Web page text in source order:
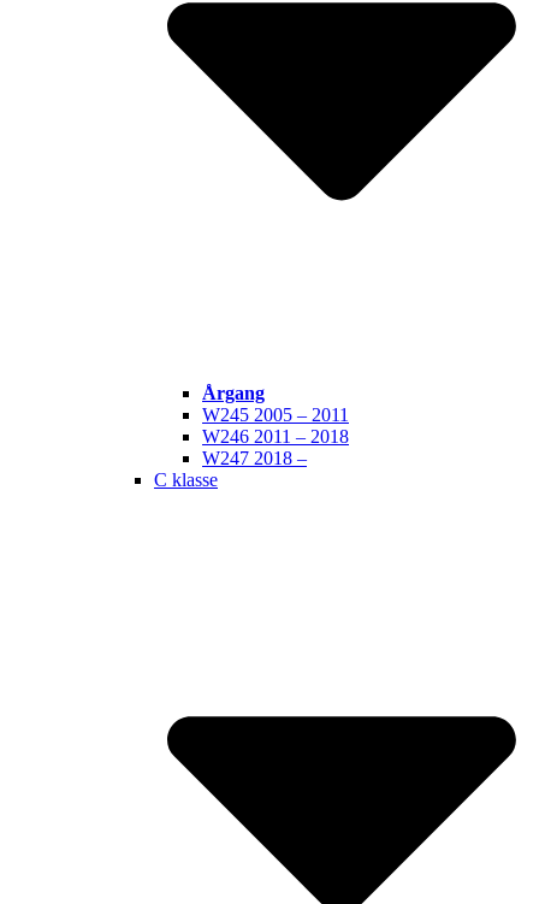
Årgang
W245 2005 – 2011
W246 2011 – 2018
W247 2018 –
C klasse